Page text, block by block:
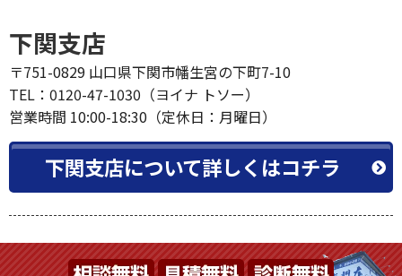
下関支店
〒751-0829 山口県下関市幡生宮の下町7-10
TEL：0120-47-1030（ヨイナ トソー）
営業時間 10:00-18:30（定休日：月曜日）
下関支店について詳しくはコチラ